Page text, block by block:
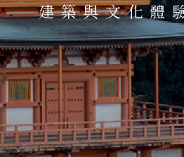
建築與文化體